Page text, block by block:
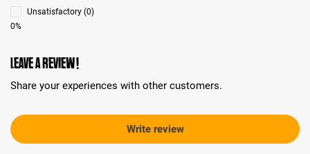
Unsatisfactory (0)
0%
Leave a review!
Share your experiences with other customers.
Write review